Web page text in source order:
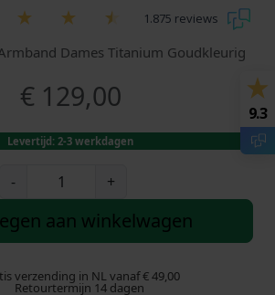
1.875 reviews
Dames Titanium Goudkleurig
€129,00
Levertijd: 2-3 werkdagen
-
c
a
+
aan winkelwagen
verzending in NL vanaf € 49,00
Retourtermijn 14 dagen
9.3